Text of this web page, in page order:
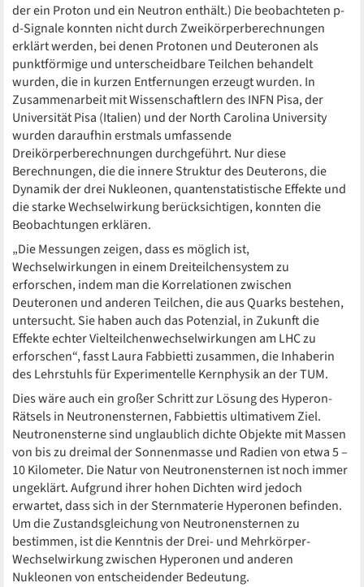
der ein Proton und ein Neutron enthält.) Die beobachteten p-
d-Signale konnten nicht durch Zweikörperberechnungen
erklärt werden, bei denen Protonen und Deuteronen als
punktförmige und unterscheidbare Teilchen behandelt
wurden, die in kurzen Entfernungen erzeugt wurden. In
Zusammenarbeit mit Wissenschaftlern des INFN Pisa, der
Universität Pisa (Italien) und der North Carolina University
wurden daraufhin erstmals umfassende
Dreikörperberechnungen durchgeführt. Nur diese
Berechnungen, die die innere Struktur des Deuterons, die
Dynamik der drei Nukleonen, quantenstatistische Effekte und
die starke Wechselwirkung berücksichtigen, konnten die
Beobachtungen erklären.
„Die Messungen zeigen, dass es möglich ist,
Wechselwirkungen in einem Dreiteilchensystem zu
erforschen, indem man die Korrelationen zwischen
Deuteronen und anderen Teilchen, die aus Quarks bestehen,
untersucht. Sie haben auch das Potenzial, in Zukunft die
Effekte echter Vielteilchenwechselwirkungen am LHC zu
erforschen“, fasst Laura Fabbietti zusammen, die Inhaberin
des Lehrstuhls für Experimentelle Kernphysik an der TUM.
Dies wäre auch ein großer Schritt zur Lösung des Hyperon-
Rätsels in Neutronensternen, Fabbiettis ultimativem Ziel.
Neutronensterne sind unglaublich dichte Objekte mit Massen
von bis zu dreimal der Sonnenmasse und Radien von etwa 5 –
10 Kilometer. Die Natur von Neutronensternen ist noch immer
ungeklärt. Aufgrund ihrer hohen Dichten wird jedoch
erwartet, dass sich in der Sternmaterie Hyperonen befinden.
Um die Zustandsgleichung von Neutronensternen zu
bestimmen, ist die Kenntnis der Drei- und Mehrkörper-
Wechselwirkung zwischen Hyperonen und anderen
Nukleonen von entscheidender Bedeutung.